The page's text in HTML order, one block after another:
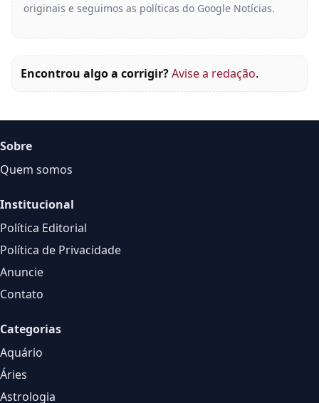
originais e seguimos as políticas do Google Notícias.
Encontrou algo a corrigir?Avise a redação.
Sobre
Quem somos
Institucional
Política Editorial
Política de Privacidade
Anuncie
Contato
Categorias
Aquário
Áries
Astrologia